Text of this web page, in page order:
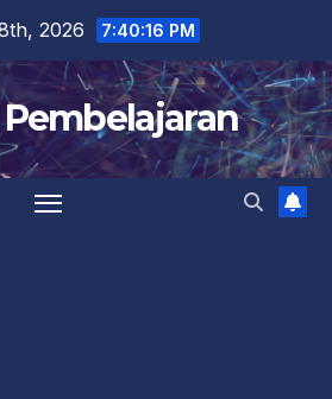
2026 7:40:16 PM